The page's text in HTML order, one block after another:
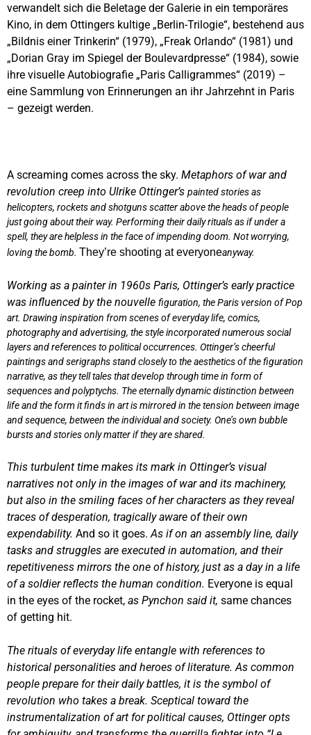
verwandelt sich die Beletage der Galerie in ein temporäres
Kino, in dem Ottingers kultige „Berlin-Trilogie“, bestehend aus
„Bildnis einer Trinkerin“ (1979), „Freak Orlando“ (1981) und
„Dorian Gray im Spiegel der Boulevardpresse“ (1984), sowie
ihre visuelle Autobiografie „Paris Calligrammes“ (2019) –
eine Sammlung von Erinnerungen an ihr Jahrzehnt in Paris
– gezeigt werden.
A screaming comes across the sky. Metaphors of war and
revolution creep into Ulrike Ottinger’s painted stories as
helicopters, rockets and shotguns scatter above the heads of people
just going about their way. Performing their daily rituals as if under a
spell, they are helpless in the face of impending doom. Not worrying,
loving the bomb. They’re shooting at everyoneanyway.
Working as a painter in 1960s Paris, Ottinger’s early practice
was influenced by the nouvelle figuration, the Paris version of Pop
art. Drawing inspiration from scenes of everyday life, comics,
photography and advertising, the style incorporated numerous social
layers and references to political occurrences. Ottinger’s cheerful
paintings and serigraphs stand closely to the aesthetics of the figuration
narrative, as they tell tales that develop through time in form of
sequences and polyptychs. The eternally dynamic distinction between
life and the form it finds in art is mirrored in the tension between image
and sequence, between the individual and society. One’s own bubble
bursts and stories only matter if they are shared.
This turbulent time makes its mark in Ottinger’s visual
narratives not only in the images of war and its machinery,
but also in the smiling faces of her characters as they reveal
traces of desperation, tragically aware of their own
expendability. And so it goes. As if on an assembly line, daily
tasks and struggles are executed in automation, and their
repetitiveness mirrors the one of history, just as a day in a life
of a soldier reflects the human condition. Everyone is equal
in the eyes of the rocket, as Pynchon said it, same chances
of getting hit.
The rituals of everyday life entangle with references to
historical personalities and heroes of literature. As common
people prepare for their daily battles, it is the symbol of
revolution who takes a break. Sceptical toward the
instrumentalization of art for political causes, Ottinger opts